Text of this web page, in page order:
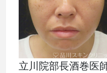
立川院部長酒巻医